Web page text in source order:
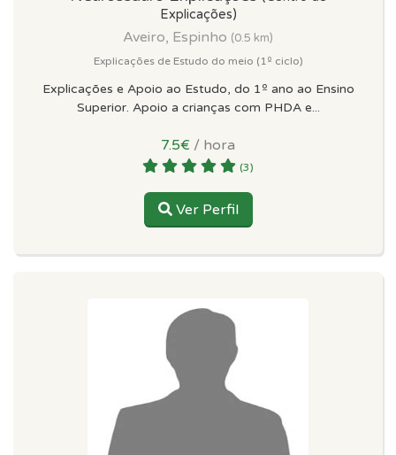
Explicações)
Aveiro, Espinho (0.5 km)
Explicações de Estudo do meio (1º ciclo)
Explicações e Apoio ao Estudo, do 1º ano ao Ensino
Superior. Apoio a crianças com PHDA e...
7.5€ / hora
(3)
Ver Perfil